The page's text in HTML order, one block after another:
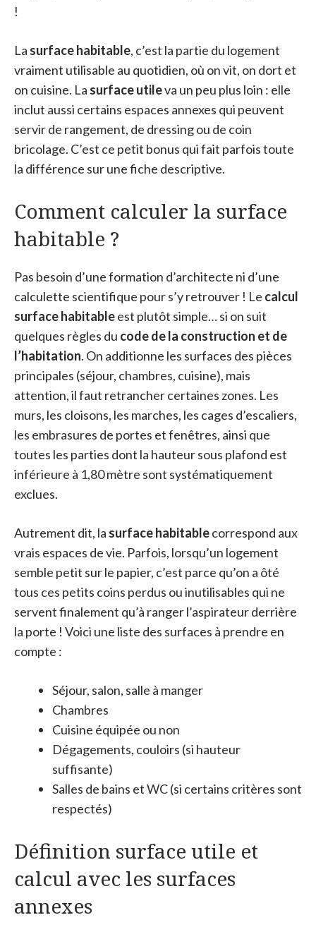
!
La surface habitable, c’est la partie du logement
vraiment utilisable au quotidien, où on vit, on dort et
on cuisine. La surface utileva un peu plus loin : elle
inclut aussi certains espaces annexes qui peuvent
servir de rangement, de dressing ou de coin
bricolage. C’est ce petit bonus qui fait parfois toute
la différence sur une fiche descriptive.
Comment calculer la surface
habitable ?
Pas besoin d’une formation d’architecte ni d’une
calculette scientifique pour s’y retrouver ! Le calcul
surface habitableest plutôt simple… si on suit
quelques règles du code de la construction et de
l’habitation. On additionne les surfaces des pièces
principales (séjour, chambres, cuisine), mais
attention, il faut retrancher certaines zones. Les
murs, les cloisons, les marches, les cages d’escaliers,
les embrasures de portes et fenêtres, ainsi que
toutes les parties dont la hauteur sous plafond est
inférieure à 1,80 mètre sont systématiquement
exclues.
Autrement dit, la surface habitablecorrespond aux
vrais espaces de vie. Parfois, lorsqu’un logement
semble petit sur le papier, c’est parce qu’on a ôté
tous ces petits coins perdus ou inutilisables qui ne
servent finalement qu’à ranger l’aspirateur derrière
la porte ! Voici une liste des surfaces à prendre en
compte :
Séjour, salon, salle à manger
Chambres
Cuisine équipée ou non
Dégagements, couloirs (si hauteur
suffisante)
Salles de bains et WC (si certains critères sont
respectés)
Définition surface utile et
calcul avec les surfaces
annexes